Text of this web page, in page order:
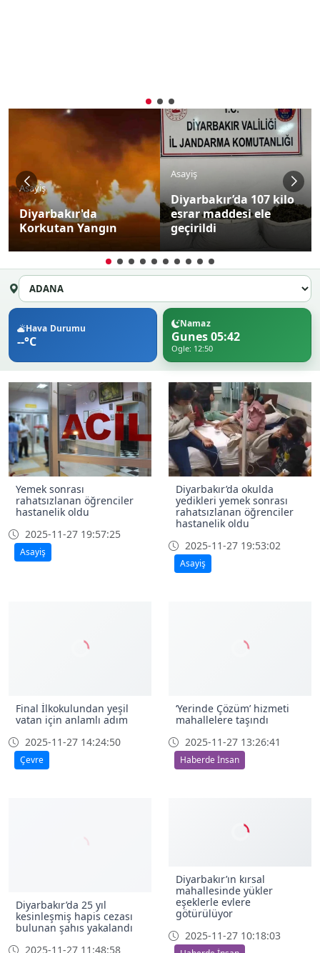
Asayiş
Diyarbakır'da
Korkutan Yangın
Asayiş
Diyarbakır’da 107 kilo
esrar maddesi ele
geçirildi
Hava Durumu
--°C
Namaz
Gunes 05:42
Ogle: 12:50
Yemek sonrası
rahatsızlanan öğrenciler
hastanelik oldu
2025-11-27 19:57:25
Asayiş
Diyarbakır’da okulda
yedikleri yemek sonrası
rahatsızlanan öğrenciler
hastanelik oldu
2025-11-27 19:53:02
Asayiş
Final İlkokulundan yeşil
vatan için anlamlı adım
2025-11-27 14:24:50
Çevre
‘Yerinde Çözüm’ hizmeti
mahallelere taşındı
2025-11-27 13:26:41
Haberde İnsan
Diyarbakır’da 25 yıl
kesinleşmiş hapis cezası
bulunan şahıs yakalandı
2025-11-27 11:48:58
Diyarbakır’ın kırsal
mahallesinde yükler
götürülüyor